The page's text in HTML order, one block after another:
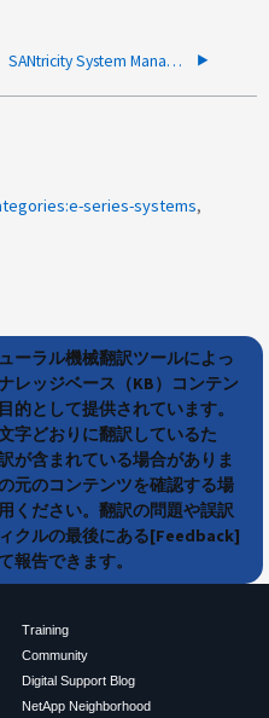
SANtricity System Managerでボリュームのワークロードを変更できますか。
series-systems
ーラル機械翻訳ツールによっ
レッジベース（KB）コンテン
的として提供されています。
字どおりに翻訳しているた
が含まれている場合がありま
元のコンテンツを確認する場
ください。翻訳の問題や誤訳
クルの最後にある[Feedback]
報告できます。
Training
Community
Digital Support Blog
NetApp Neighborhood